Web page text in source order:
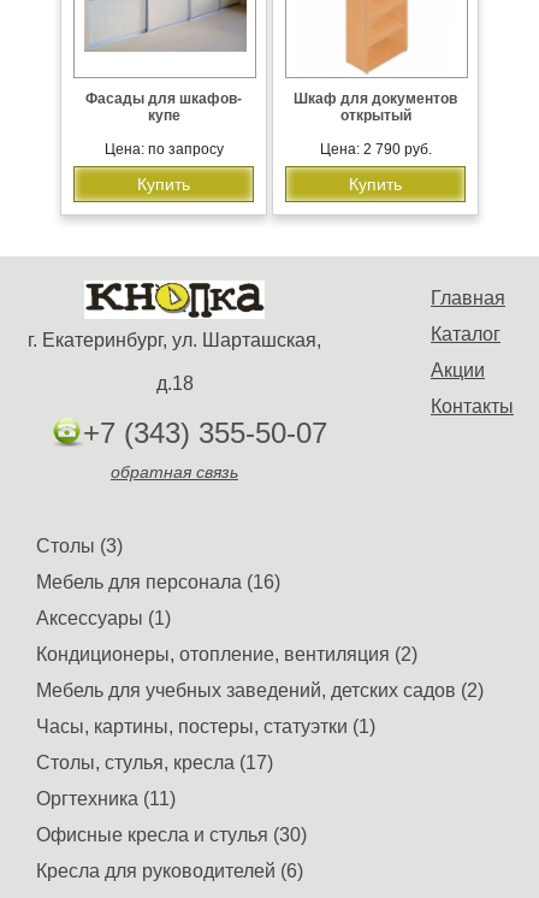
Фасады для шкафов-
купе
Цена: по запросу
Купить
Шкаф для документов
открытый
Цена: 2 790 руб.
Купить
Главная
Каталог
Акции
Контакты
г. Екатеринбург, ул. Шарташская,
д.18
+7 (343) 355-50-07
обратная связь
Столы (3)
Мебель для персонала (16)
Аксессуары (1)
Кондиционеры, отопление, вентиляция (2)
Мебель для учебных заведений, детских садов (2)
Часы, картины, постеры, статуэтки (1)
Столы, стулья, кресла (17)
Оргтехника (11)
Офисные кресла и стулья (30)
Кресла для руководителей (6)